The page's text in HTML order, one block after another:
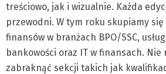
treściowo, jak i wizualnie. Każda
przewodni. W tym roku skupiamy
finansów w branżach BPO/SSC,
bankowości oraz IT w finansach. Nie
zabraknąć sekcji takich jak